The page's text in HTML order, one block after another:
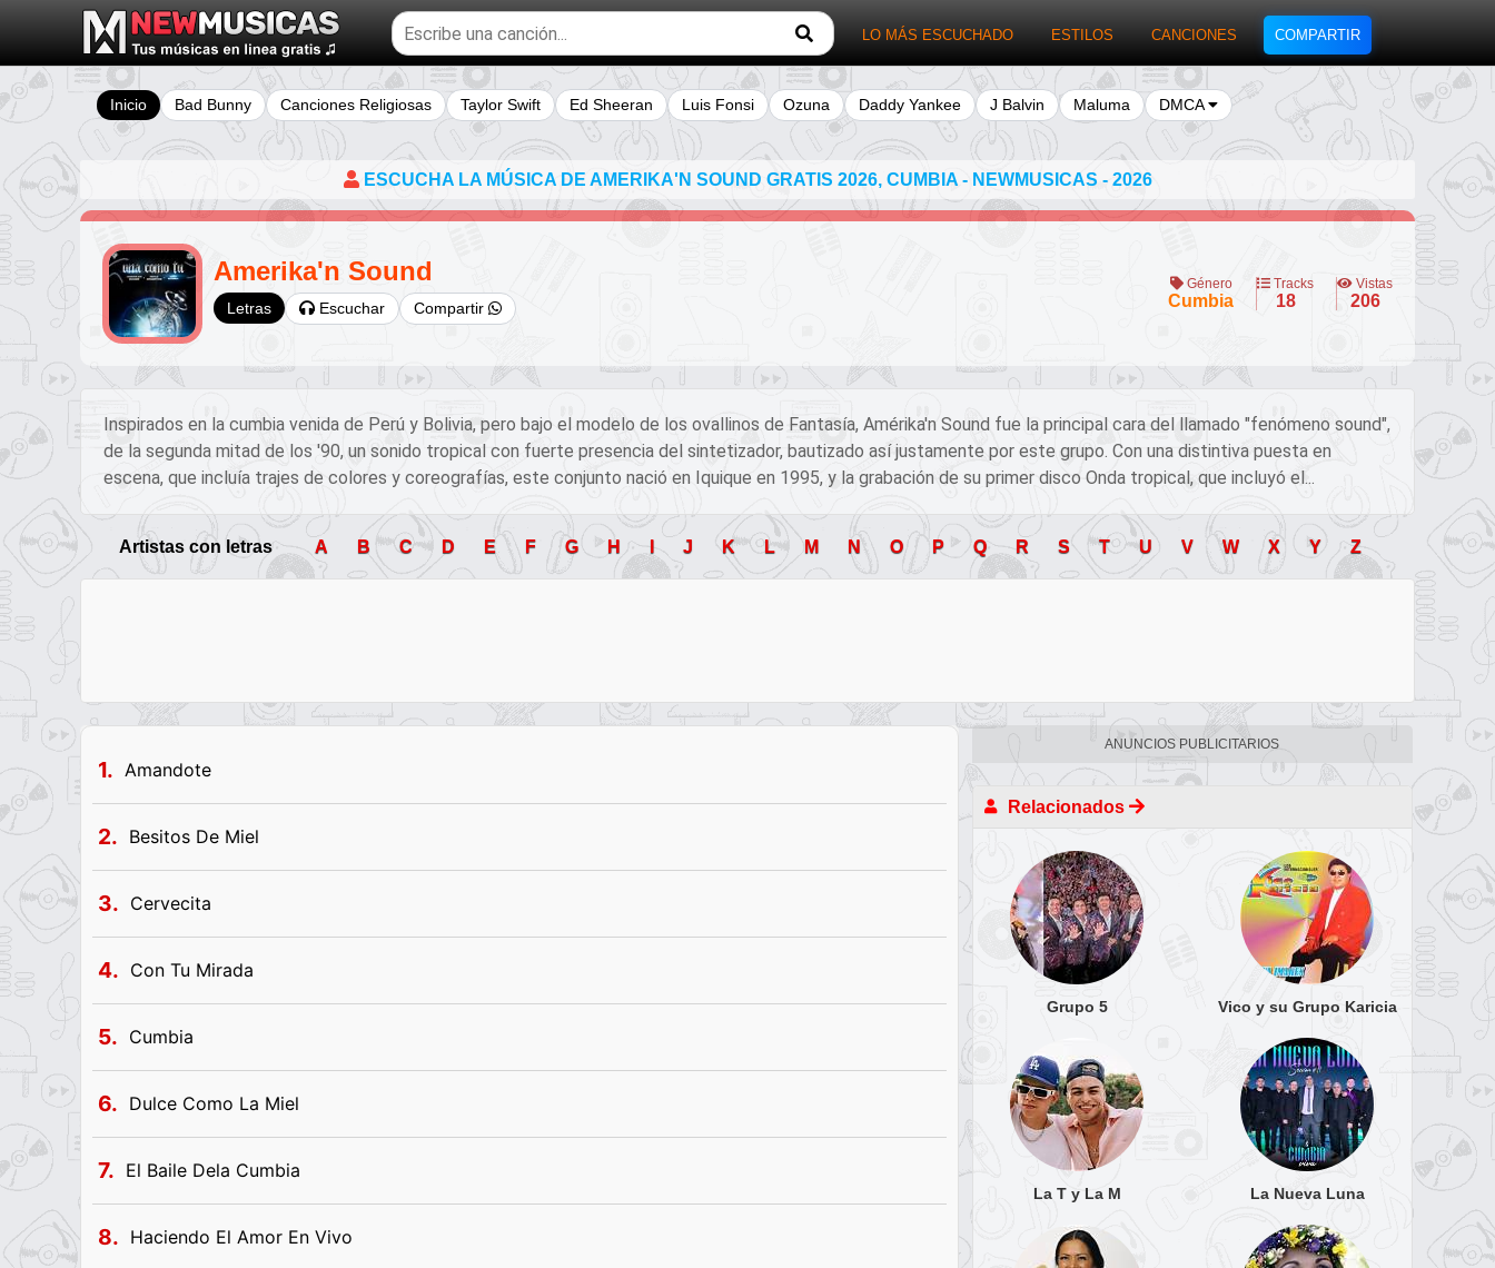
Buscar
temas
musicales
LO MÁS ESCUCHADO ESTILOS CANCIONES COMPARTIR
Inicio Bad Bunny Canciones Religiosas Taylor Swift Ed Sheeran Luis Fonsi Ozuna Daddy Yankee J Balvin Maluma DMCA
ESCUCHA LA MÚSICA DE AMERIKA'N SOUND GRATIS 2026, CUMBIA - NEWMUSICAS - 2026
Amerika'n Sound
Letras Escuchar Compartir
Género
Cumbia
Tracks
18
Vistas
206
Inspirados en la cumbia venida de Perú y Bolivia, pero bajo el modelo de los ovallinos de Fantasía, Amérika'n Sound fue la principal cara del llamado "fenómeno sound",
de la segunda mitad de los '90, un sonido tropical con fuerte presencia del sintetizador, bautizado así justamente por este grupo. Con una distintiva puesta en
escena, que incluía trajes de colores y coreografías, este conjunto nació en Iquique en 1995, y la grabación de su primer disco Onda tropical, que incluyó el...
Artistas con letras A B C D E F G H I J K L M N O P Q R S T U V W X Y Z
1. Amandote
2. Besitos De Miel
3. Cervecita
4. Con Tu Mirada
5. Cumbia
6. Dulce Como La Miel
7. El Baile Dela Cumbia
8. Haciendo El Amor En Vivo
ANUNCIOS PUBLICITARIOS
Relacionados
Grupo 5 Vico y su Grupo Karicia
La T y La M La Nueva Luna